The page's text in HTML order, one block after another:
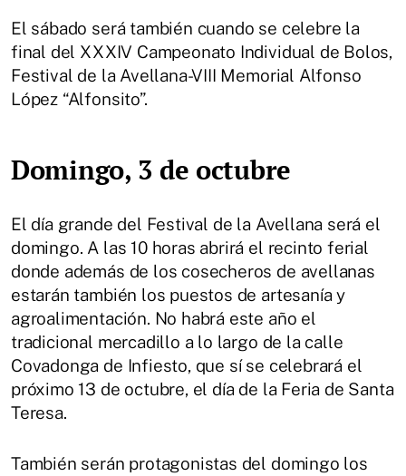
El sábado será también cuando se celebre la
final del XXXIV Campeonato Individual de Bolos,
Festival de la Avellana-VIII Memorial Alfonso
López “Alfonsito”.
Domingo, 3 de octubre
El día grande del Festival de la Avellana será el
domingo. A las 10 horas abrirá el recinto ferial
donde además de los cosecheros de avellanas
estarán también los puestos de artesanía y
agroalimentación. No habrá este año el
tradicional mercadillo a lo largo de la calle
Covadonga de Infiesto, que sí se celebrará el
próximo 13 de octubre, el día de la Feria de Santa
Teresa.
También serán protagonistas del domingo los